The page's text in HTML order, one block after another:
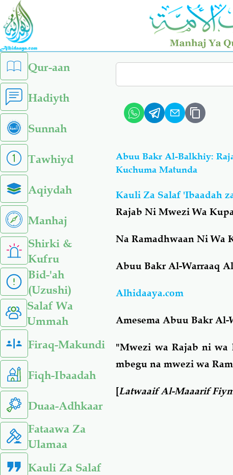
Skip
main
content
left
sidebar
menu
Qur-aan
Hadiyth
Sunnah
Tawhiyd
Aqiydah
Manhaj
Shirki &
Kufru
Bid-'ah
(Uzushi)
Salaf Wa
Ummah
Firaq-Makundi
Fiqh-Ibaadah
Duaa-Adhkaar
Fataawa Za
Ulamaa
Kauli Za Salaf
Search
Abuu Bakr Al-Balkhiy:
Kuchuma Matunda
Kauli Za Salaf 'Ibaadah
Rajab Ni Mwezi Wa
Na Ramadhwaan Ni Wa
Abuu Bakr Al-Warraaq
Alhidaaya.com
Amesema Abuu Bakr
"Mwezi wa Rajab ni wa
mbegu na mwezi wa
[Latwaaif Al-Maaarif